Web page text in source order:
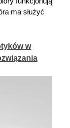
ma służyć
w